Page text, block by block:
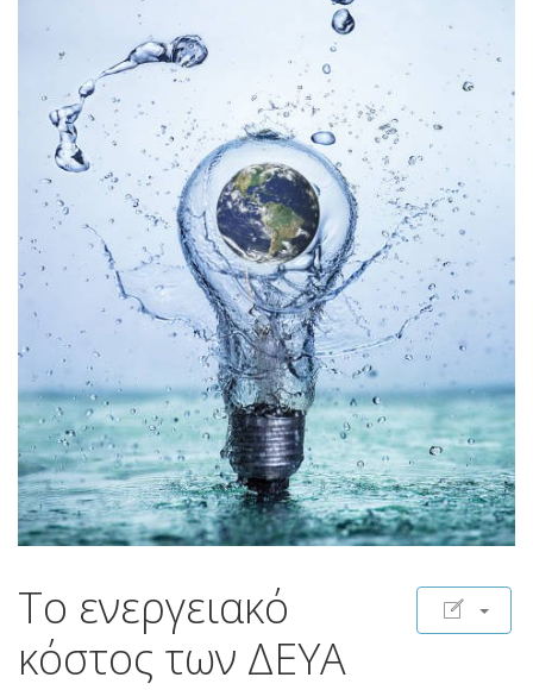
Το ενεργειακό
κόστος των ΔΕΥΑ